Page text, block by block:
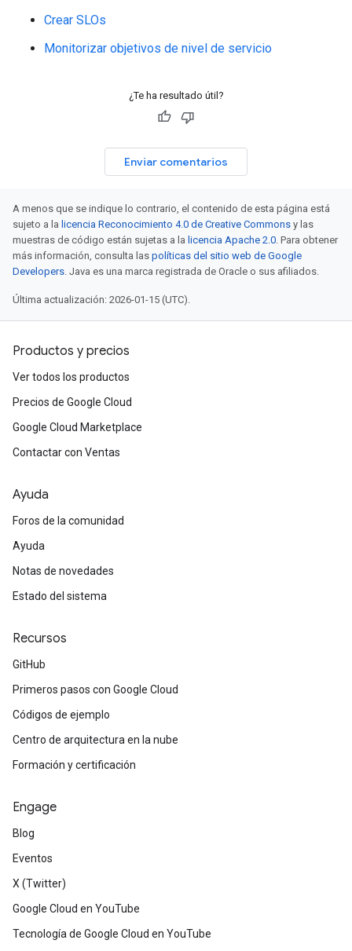
Crear SLOs
Monitorizar objetivos de nivel de servicio
¿Te ha resultado útil?
Enviar comentarios
A menos que se indique lo contrario, el contenido de esta página está
sujeto a la licencia Reconocimiento 4.0 de Creative Commons y las
muestras de código están sujetas a la licencia Apache 2.0. Para obtener
más información, consulta las políticas del sitio web de Google
Developers. Java es una marca registrada de Oracle o sus afiliados.
Última actualización: 2026-01-15 (UTC).
Productos y precios
Ver todos los productos
Precios de Google Cloud
Google Cloud Marketplace
Contactar con Ventas
Ayuda
Foros de la comunidad
Ayuda
Notas de novedades
Estado del sistema
Recursos
GitHub
Primeros pasos con Google Cloud
Códigos de ejemplo
Centro de arquitectura en la nube
Formación y certificación
Engage
Blog
Eventos
X (Twitter)
Google Cloud en YouTube
Tecnología de Google Cloud en YouTube